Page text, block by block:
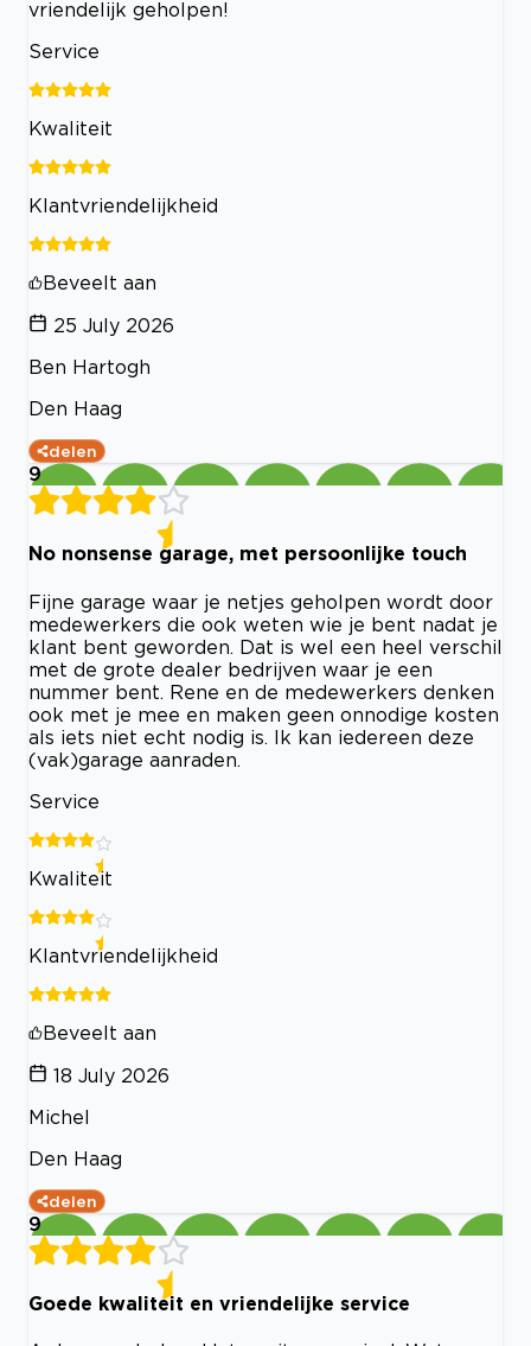
vriendelijk geholpen!
Service
Kwaliteit
Klantvriendelijkheid
Beveelt aan
25 July 2026
Ben Hartogh
Den Haag
delen
9
No nonsense garage, met persoonlijke touch
Fijne garage waar je netjes geholpen wordt door
medewerkers die ook weten wie je bent nadat je
klant bent geworden. Dat is wel een heel verschil
met de grote dealer bedrijven waar je een
nummer bent. Rene en de medewerkers denken
ook met je mee en maken geen onnodige kosten
als iets niet echt nodig is. Ik kan iedereen deze
(vak)garage aanraden.
Service
Kwaliteit
Klantvriendelijkheid
Beveelt aan
18 July 2026
Michel
Den Haag
delen
9
Goede kwaliteit en vriendelijke service